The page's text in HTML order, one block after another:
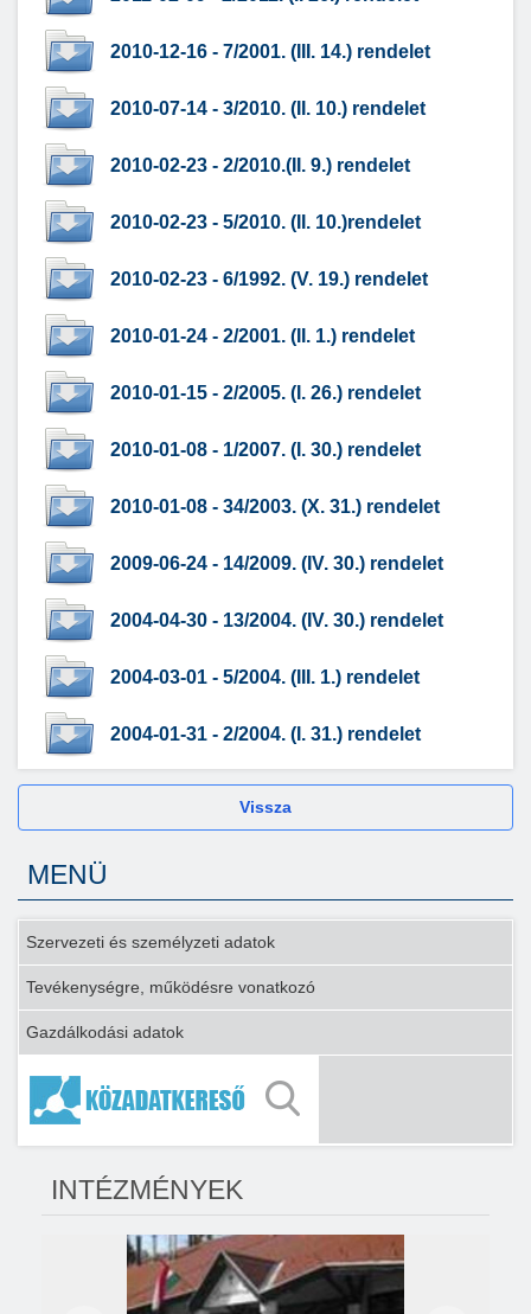
2010-12-16 - 7/2001. (III. 14.) rendelet
2010-07-14 - 3/2010. (II. 10.) rendelet
2010-02-23 - 2/2010.(II. 9.) rendelet
2010-02-23 - 5/2010. (II. 10.)rendelet
2010-02-23 - 6/1992. (V. 19.) rendelet
2010-01-24 - 2/2001. (II. 1.) rendelet
2010-01-15 - 2/2005. (I. 26.) rendelet
2010-01-08 - 1/2007. (I. 30.) rendelet
2010-01-08 - 34/2003. (X. 31.) rendelet
2009-06-24 - 14/2009. (IV. 30.) rendelet
2004-04-30 - 13/2004. (IV. 30.) rendelet
2004-03-01 - 5/2004. (III. 1.) rendelet
2004-01-31 - 2/2004. (I. 31.) rendelet
Vissza
MENÜ
Szervezeti és személyzeti adatok
Tevékenységre, működésre vonatkozó
Gazdálkodási adatok
INTÉZMÉNYEK